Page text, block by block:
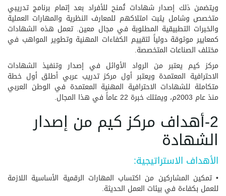
ويتضمن ذلك إصدار شهادات تُمنح للأفراد بعد إتمام برنامج تدريبي
متخصص وشامل يثبت امتلاكهم للمعارف النظرية والمهارات العملية
والخبرات التطبيقية المطلوبة في مجال معين. تعمل هذه الشهادات
كمعايير موثوقة دولياً لتقييم الكفاءات المهنية وتطوير المواهب في
مختلف الصناعات المتخصصة.
مركز كيم يعتبر من الرواد الأوائل في إصدار وتنفيذ الشهادات
الاحترافية المعتمدة ويعتبر أول مركز تدريب عربي أطلق أول خطة
متكاملة للشهادات الاحترافية المهنية المعتمدة في الوطن العربي
منذ عام 2003م، ويمتلك خبرة 22 عاماً في هذا المجال.
2-أهداف مركز كيم من إصدار
الشهادة
الأهداف الاستراتيجية:
• تمكين المشاركين من اكتساب المهارات الرقمية الأساسية اللازمة
للعمل بكفاءة في بيئات العمل الحديثة.